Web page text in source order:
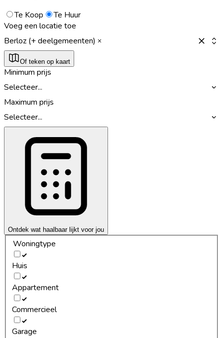
Te Koop
Te Huur
Voeg een locatie toe
Berloz (+ deelgemeenten)
Of teken op kaart
Minimum prijs
Selecteer...
Maximum prijs
Selecteer...
Ontdek wat haalbaar lijkt voor jou
Woningtype
Huis
Appartement
Commercieel
Garage